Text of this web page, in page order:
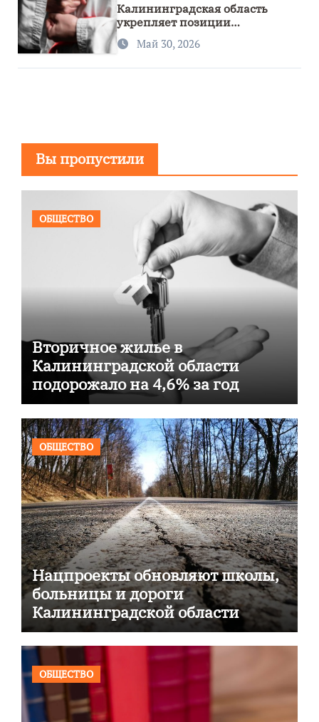
Калининградская область
укрепляет позиции
спортивного региона
Май 30, 2026
Вы пропустили
ОБЩЕСТВО
Вторичное жилье в
Калининградской области
подорожало на 4,6% за год
ОБЩЕСТВО
Нацпроекты обновляют школы,
больницы и дороги
Калининградской области
ОБЩЕСТВО